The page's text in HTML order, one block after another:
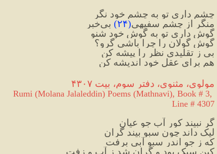
چشم‌ داری تو به چشم خود نگر
منگر از چشم سفیهی(۲۴) بی‌خبر
گوش داری تو به گوش خود شنو
گوش گولان را چرا باشی گرو؟
بی ز تقلیدی نظر را پیشه کن
هم برای عقل خود اندیشه کن
مولوی، مثنوی، دفتر سوم، بیت ۴۳۰۷
Rumi (Molana Jalaleddin) Poems (Mathnavi), Book # 3,
Line # 4307
گر نبیند کور آب جو عیان
لیک داند چون سبو بیند گران
که ز جو اندر سبو آبی برفت
کین سبک بود و گران شد ز آب و زفت